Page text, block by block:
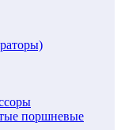
поршневые